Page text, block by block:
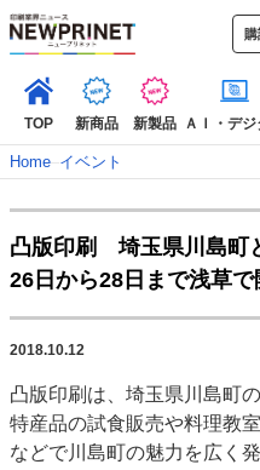
TOP 新商品 新製品 ＡＩ・デジ
TOP
新着記事 特集記
インタビュー
コレクシ
SDGs・地域
ポストプレス ビ
市場・統計
人事・移転・異動・訃
Home–イベント
凸版印刷 埼玉県川島町
26日から28日まで浅草で
2018.10.12
凸版印刷は、埼玉県川島町の
特産品の試食販売や料理教室
などで川島町の魅力を広く発